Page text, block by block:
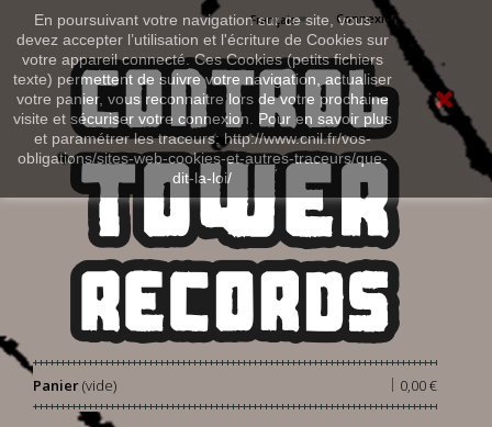
En poursuivant votre navigation sur ce site, vous
devez accepter l’utilisation et l'écriture de Cookies sur
votre appareil connecté. Ces Cookies (petits fichiers
texte) permettent de suivre votre navigation, actualiser
votre panier, vous reconnaitre lors de votre prochaine
visite et sécuriser votre connexion. Pour en savoir plus
et paramétrer les traceurs: http://www.cnil.fr/vos-
obligations/sites-web-cookies-et-autres-traceurs/que-
dit-la-loi/
Connexion
Français
Panier 0,00 €
|
(vide)